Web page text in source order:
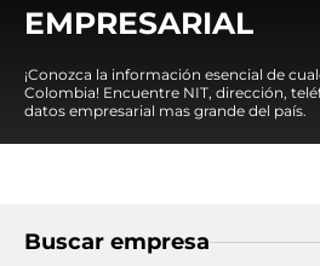
EMPRESARIAL
¡Conozca la información esencial de
Colombia! Encuentre NIT, dirección,
datos empresarial mas grande del país.
Buscar empresa